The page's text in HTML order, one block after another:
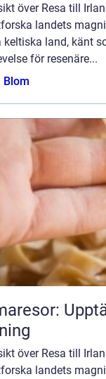
över Resa till
landets
keltiska land, känt
för resenäre...
Blom
över Resa till
landets